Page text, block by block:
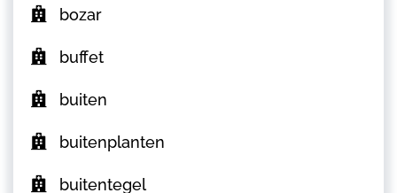
bozar
buffet
buiten
buitenplanten
buitentegel